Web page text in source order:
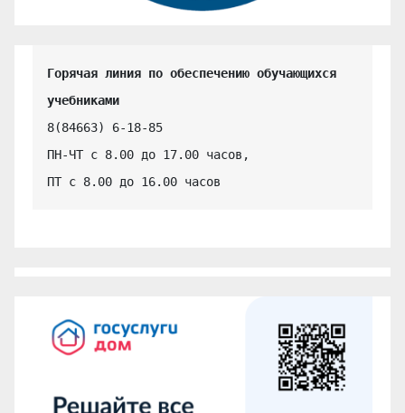
Горячая линия по обеспечению обучающихся
учебниками
8(84663) 6-18-85
ПН-ЧТ с 8.00 до 17.00 часов,
ПТ с 8.00 до 16.00 часов